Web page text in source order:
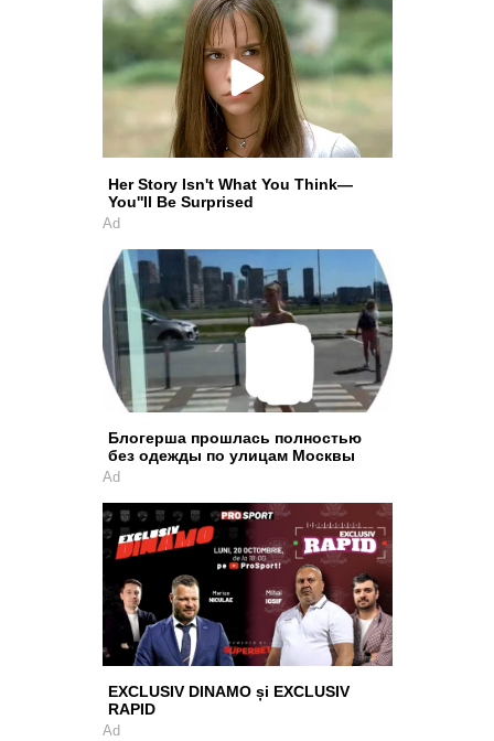
Her Story Isn't What You Think—
You''ll Be Surprised
Ad
Блогерша прошлась полностью
без одежды по улицам Москвы
Ad
EXCLUSIV DINAMO și EXCLUSIV
RAPID
Ad